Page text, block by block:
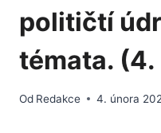
političtí
témata.
Od Redakce 4. února